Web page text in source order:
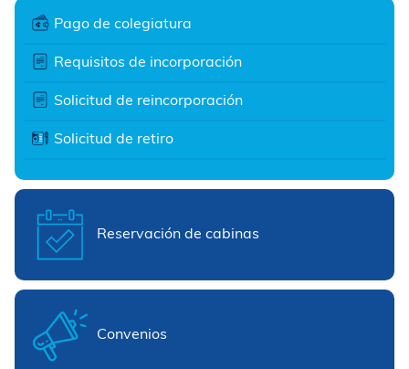
Pago de colegiatura
Requisitos de incorporación
Solicitud de reincorporación
Solicitud de retiro
Reservación de cabinas
Convenios